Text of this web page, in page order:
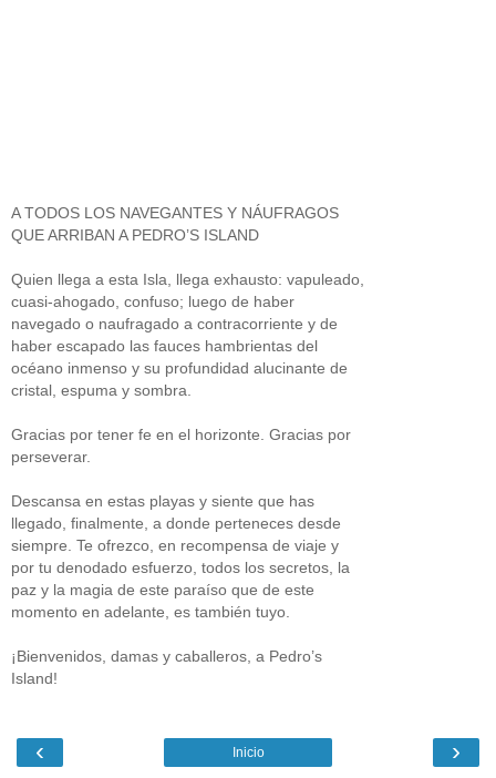
A TODOS LOS NAVEGANTES Y NÁUFRAGOS
QUE ARRIBAN A PEDRO’S ISLAND
Quien llega a esta Isla, llega exhausto: vapuleado,
cuasi-ahogado, confuso; luego de haber
navegado o naufragado a contracorriente y de
haber escapado las fauces hambrientas del
océano inmenso y su profundidad alucinante de
cristal, espuma y sombra.
Gracias por tener fe en el horizonte. Gracias por
perseverar.
Descansa en estas playas y siente que has
llegado, finalmente, a donde perteneces desde
siempre. Te ofrezco, en recompensa de viaje y
por tu denodado esfuerzo, todos los secretos, la
paz y la magia de este paraíso que de este
momento en adelante, es también tuyo.
¡Bienvenidos, damas y caballeros, a Pedro’s
Island!
‹ ›
Inicio